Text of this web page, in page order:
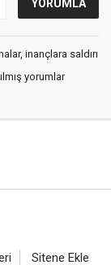
inançlara saldırı
yorumlar
Sitene Ekle